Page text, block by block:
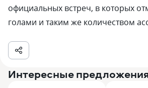
официальных встреч, в которых
голами и таким же количеством
Интересные